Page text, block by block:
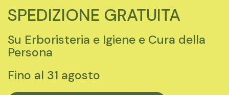
SPEDIZIONE GRATUITA
Su Erboristeria e Igiene e Cura della
Persona
Fino al 31 agosto